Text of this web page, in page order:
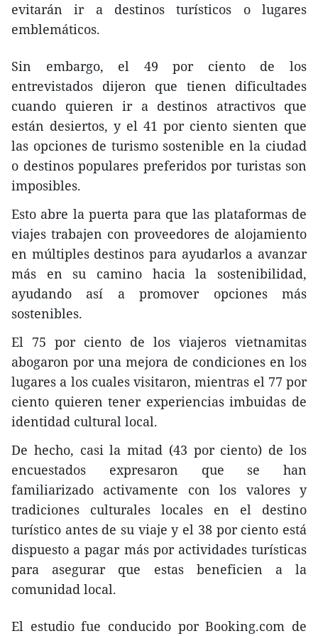
evitarán ir a destinos turísticos o lugares
emblemáticos.
Sin embargo, el 49 por ciento de los
entrevistados dijeron que tienen dificultades
cuando quieren ir a destinos atractivos que
están desiertos, y el 41 por ciento sienten que
las opciones de turismo sostenible en la ciudad
o destinos populares preferidos por turistas son
imposibles.
Esto abre la puerta para que las plataformas de
viajes trabajen con proveedores de alojamiento
en múltiples destinos para ayudarlos a avanzar
más en su camino hacia la sostenibilidad,
ayudando así a promover opciones más
sostenibles.
El 75 por ciento de los viajeros vietnamitas
abogaron por una mejora de condiciones en los
lugares a los cuales visitaron, mientras el 77 por
ciento quieren tener experiencias imbuidas de
identidad cultural local.
De hecho, casi la mitad (43 por ciento) de los
encuestados expresaron que se han
familiarizado activamente con los valores y
tradiciones culturales locales en el destino
turístico antes de su viaje y el 38 por ciento está
dispuesto a pagar más por actividades turísticas
para asegurar que estas beneficien a la
comunidad local.
El estudio fue conducido por Booking.com de